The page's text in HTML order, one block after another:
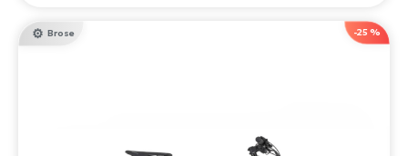
-25 %
Brose